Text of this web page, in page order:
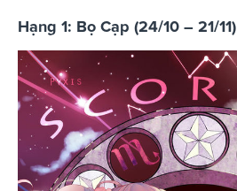
Hạng 1: Bọ Cạp (24/10 – 21/11)